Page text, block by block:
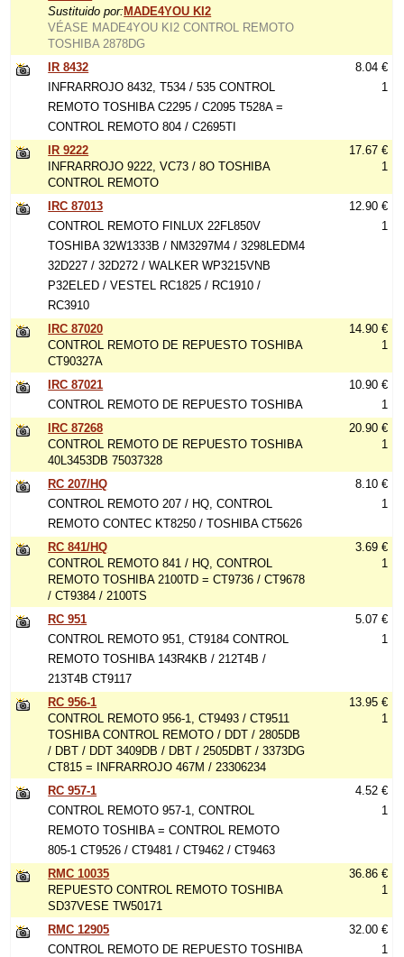
Sustituido por: MADE4YOU KI2
VÉASE MADE4YOU KI2 CONTROL REMOTO
TOSHIBA 2878DG
IR 8432
INFRARROJO 8432, T534 / 535 CONTROL
REMOTO TOSHIBA C2295 / C2095 T528A =
CONTROL REMOTO 804 / C2695TI
8.04 €
1
IR 9222
INFRARROJO 9222, VC73 / 8O TOSHIBA
CONTROL REMOTO
17.67 €
1
IRC 87013
CONTROL REMOTO FINLUX 22FL850V
TOSHIBA 32W1333B / NM3297M4 / 3298LEDM4
32D227 / 32D272 / WALKER WP3215VNB
P32ELED / VESTEL RC1825 / RC1910 /
RC3910
12.90 €
1
IRC 87020
CONTROL REMOTO DE REPUESTO TOSHIBA
CT90327A
14.90 €
1
IRC 87021
CONTROL REMOTO DE REPUESTO TOSHIBA
10.90 €
1
IRC 87268
CONTROL REMOTO DE REPUESTO TOSHIBA
40L3453DB 75037328
20.90 €
1
RC 207/HQ
CONTROL REMOTO 207 / HQ, CONTROL
REMOTO CONTEC KT8250 / TOSHIBA CT5626
8.10 €
1
RC 841/HQ
CONTROL REMOTO 841 / HQ, CONTROL
REMOTO TOSHIBA 2100TD = CT9736 / CT9678
/ CT9384 / 2100TS
3.69 €
1
RC 951
CONTROL REMOTO 951, CT9184 CONTROL
REMOTO TOSHIBA 143R4KB / 212T4B /
213T4B CT9117
5.07 €
1
RC 956-1
CONTROL REMOTO 956-1, CT9493 / CT9511
TOSHIBA CONTROL REMOTO / DDT / 2805DB
/ DBT / DDT 3409DB / DBT / 2505DBT / 3373DG
CT815 = INFRARROJO 467M / 23306234
13.95 €
1
RC 957-1
CONTROL REMOTO 957-1, CONTROL
REMOTO TOSHIBA = CONTROL REMOTO
805-1 CT9526 / CT9481 / CT9462 / CT9463
4.52 €
1
RMC 10035
REPUESTO CONTROL REMOTO TOSHIBA
SD37VESE TW50171
36.86 €
1
RMC 12905
CONTROL REMOTO DE REPUESTO TOSHIBA
32.00 €
1